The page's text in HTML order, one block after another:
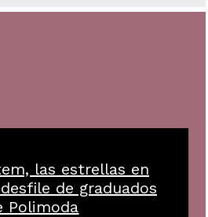
las estrellas en
de graduados
Polimoda